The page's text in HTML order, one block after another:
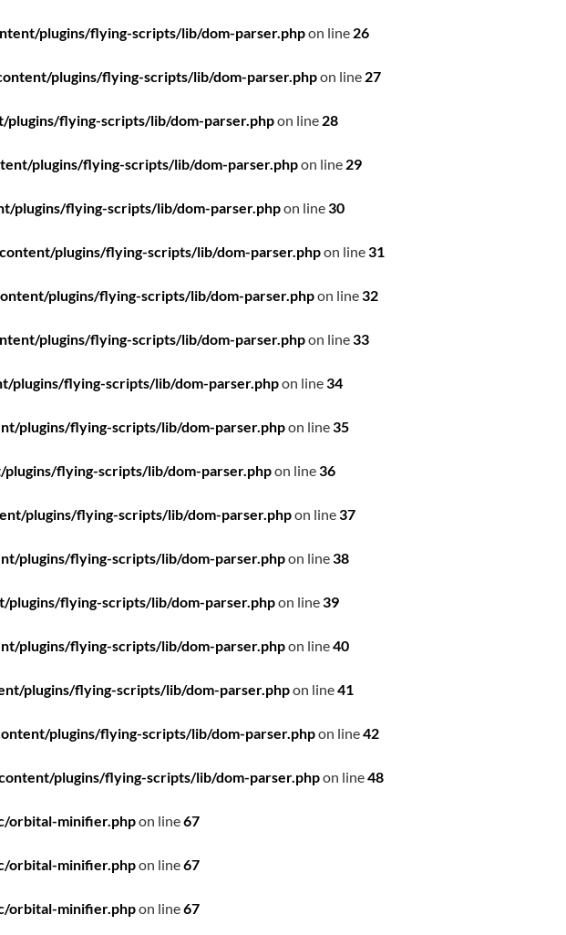
plugins/flying-scripts/lib/dom-parser.phpon line 26
plugins/flying-scripts/lib/dom-parser.phpon line 27
flying-scripts/lib/dom-parser.phpon line 28
plugins/flying-scripts/lib/dom-parser.phpon line 29
plugins/flying-scripts/lib/dom-parser.phpon line30
plugins/flying-scripts/lib/dom-parser.phpon line31
plugins/flying-scripts/lib/dom-parser.phpon line32
plugins/flying-scripts/lib/dom-parser.phpon line33
flying-scripts/lib/dom-parser.phpon line34
plugins/flying-scripts/lib/dom-parser.phpon line35
flying-scripts/lib/dom-parser.phpon line36
plugins/flying-scripts/lib/dom-parser.phpon line37
plugins/flying-scripts/lib/dom-parser.phpon line38
flying-scripts/lib/dom-parser.phpon line39
plugins/flying-scripts/lib/dom-parser.phpon line40
plugins/flying-scripts/lib/dom-parser.phpon line41
plugins/flying-scripts/lib/dom-parser.phpon line42
plugins/flying-scripts/lib/dom-parser.phpon line48
orbital-minifier.phpon line67
orbital-minifier.phpon line67
orbital-minifier.phpon line67